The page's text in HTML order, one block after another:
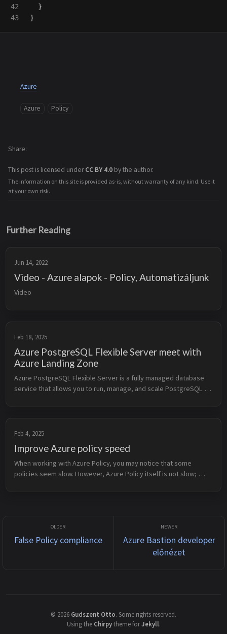
42
}
}
Azure
Azure Policy
This post is licensed underCC BY 4.0 by the author.
The information on this site is provided as-is, without warranty of any kind. Use it
at your own risk.
Share
Further Reading
Jun 14, 2022
Video - Azure alapok - Policy, Automatizáljunk
Video
Feb 18, 2025
Azure PostgreSQL Flexible Server meet with
Azure Landing Zone
Azure PostgreSQL Flexible Server is a fully managed database
service that allows you to run, manage, and scale PostgreSQL
Feb 4, 2025
Improve Azure policy speed
When working with Azure Policy, you may notice that some
policies seem slow. However, Azure Policy itself is not slow;
False Policy compliance
Azure Bastion developer
előnézet
© 2026 Gudszent Otto. Some rights reserved.
Using the Chirpytheme forJekyll.